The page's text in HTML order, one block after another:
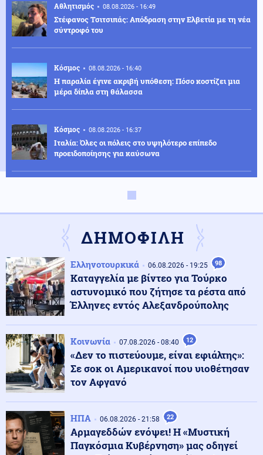
Αθλητισμός 08.08.2026 - 16:49
Στέφανος Τσιτσιπάς: Απόδραση στην Ελβετία με τη νέα
σύντροφό του
Κόσμος 08.08.2026 - 16:40
Η παραλία έγινε ακριβή υπόθεση: Πόσο κοστίζει μια
μέρα δίπλα στη θάλασσα
Κόσμος 08.08.2026 - 16:37
Ιταλία: Όλες οι πόλεις στο υψηλότερο επίπεδο
προειδοποίησης για καύσωνα
08.08.2026 - 16:25
Θεσσαλονίκης
Κόσμος
ΟΗΕ: Αυξάνεται ο κίνδυνος νέας ανάφλεξης στην
Υεμένη
Κόσμος
Ταϊλάνδη: Στους εννέα ο αριθμός των νεκρών από την
επίθεση σε σχολείο
Μέση Ανατολή 08.08.2026 - 16:17
Βίντεο των Χούθι με τα οπλοστάσια μέσα σε σήραγγες
αλά Ιράν που απειλεί Μέση Ανατολή-Α. Μεσόγειο
Κοινωνία 08.08.2026 - 16:09
Ζωγράφου: Συνελήφθησαν ντίλερ που διακινούσαν
ΔΗΜΟΦΙΛΗ
Ελληνοτουρκικά 06.08.2026 - 19:25 98
Καταγγελία με βίντεο για Τούρκο
αστυνομικό που ζήτησε τα ρέστα από
Έλληνες εντός Αλεξανδρούπολης
Κοινωνία 07.08.2026 - 08:40 12
«Δεν το πιστεύουμε, είναι εφιάλτης»:
Σε σοκ οι Αμερικανοί που υιοθέτησαν
τον Αφγανό
ΗΠΑ 06.08.2026 - 21:58 22
Αρμαγεδδών ενόψει! Η «Μυστική
Παγκόσμια Κυβέρνηση» μας οδηγεί